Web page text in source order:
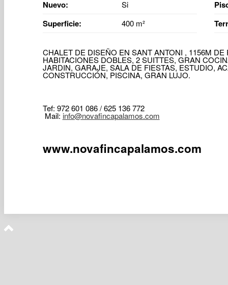
Nuevo:
Si
Superficie:
400 m²
CHALET DE DISEÑO EN SANT ANTONI , 1156M
HABITACIONES DOBLES, 2 SUITTES, GRAN
JARDIN, GARAJE, SALA DE FIESTAS, ESTUDIO,
CONSTRUCCIÓN, PISCINA, GRAN LUJO.
Tef: 972 601 086 / 625 136 772
Mail: info@novafincapalamos.com
www.novafincapalamos.com